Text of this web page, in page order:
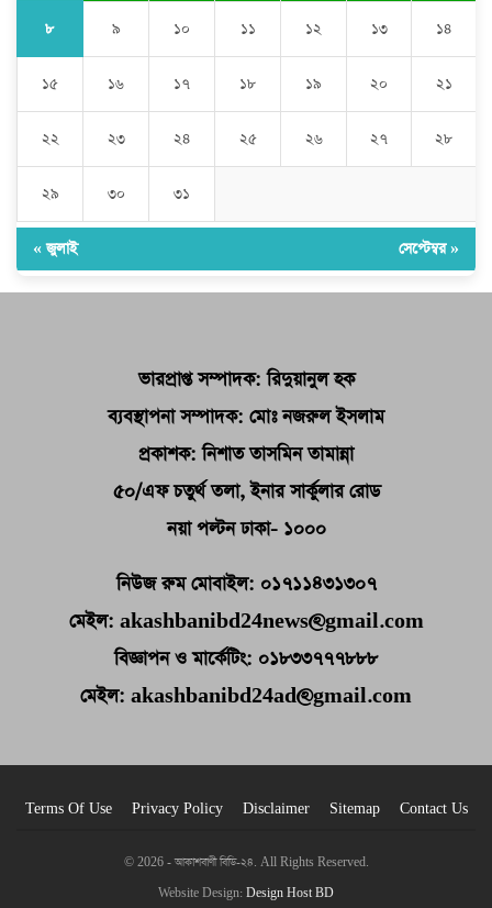
৮ ৯ ১০ ১১ ১২ ১৩ ১৪
১৫ ১৬ ১৭ ১৮ ১৯ ২০ ২১
২২ ২৩ ২৪ ২৫ ২৬ ২৭ ২৮
২৯ ৩০ ৩১
« জুলাই সেপ্টেম্বর »
ভারপ্রাপ্ত সম্পাদক: রিদুয়ানুল হক
ব্যবস্থাপনা সম্পাদক: মোঃ নজরুল ইসলাম
প্রকাশক: নিশাত তাসমিন তামান্না
৫০/এফ চতুর্থ তলা, ইনার সার্কুলার রোড
নয়া পল্টন ঢাকা- ১০০০
নিউজ রুম মোবাইল: ০১৭১১৪৩১৩০৭
মেইল: akashbanibd24news@gmail.com
বিজ্ঞাপন ও মার্কেটিং: ০১৮৩৩৭৭৭৮৮৮
মেইল: akashbanibd24ad@gmail.com
Terms Of Use Privacy Policy Disclaimer Sitemap Contact Us
© 2026 - আকাশবাণী বিডি-২৪. All Rights Reserved.
Website Design: Design Host BD